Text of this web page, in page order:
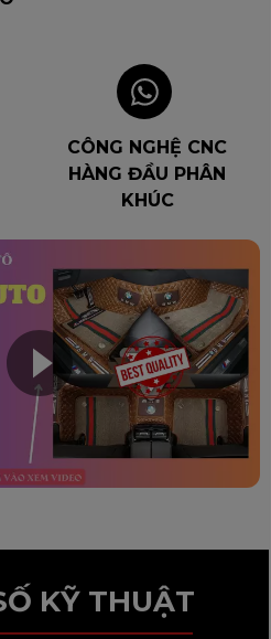
CÔNG NGHỆ CNC
HÀNG ĐẦU PHÂN
KHÚC
KỸ THUẬT